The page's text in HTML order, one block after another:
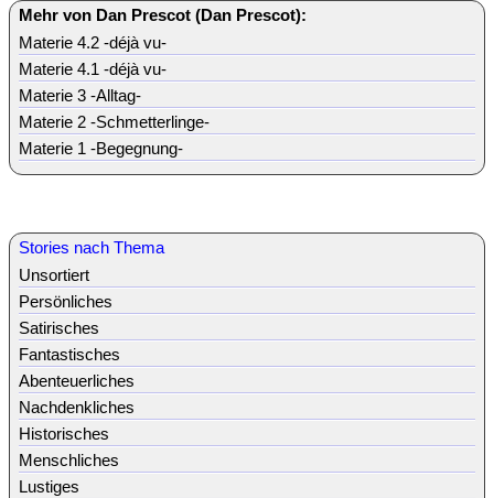
Mehr von Dan Prescot (Dan Prescot):
Materie 4.2 -déjà vu-
Materie 4.1 -déjà vu-
Materie 3 -Alltag-
Materie 2 -Schmetterlinge-
Materie 1 -Begegnung-
Stories nach Thema
Unsortiert
Persönliches
Satirisches
Fantastisches
Abenteuerliches
Nachdenkliches
Historisches
Menschliches
Lustiges